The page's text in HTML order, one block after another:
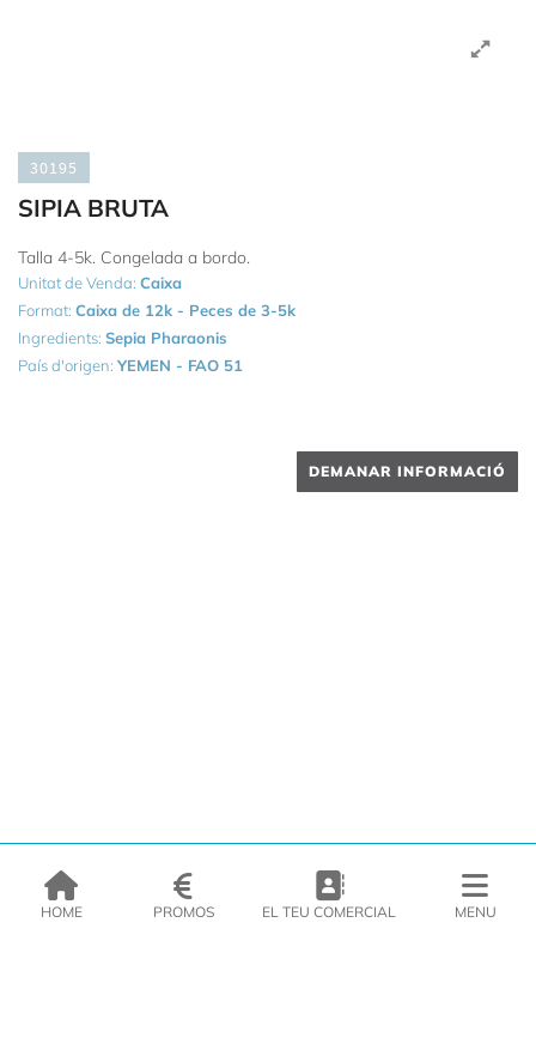
30195
SIPIA BRUTA
Talla 4-5k. Congelada a bordo.
Unitat de Venda: Caixa
Format: Caixa de 12k - Peces de 3-5k
Ingredients: Sepia Pharaonis
País d'origen: YEMEN - FAO 51
DEMANAR INFORMACIÓ
HOME PROMOS EL TEU COMERCIAL MENU